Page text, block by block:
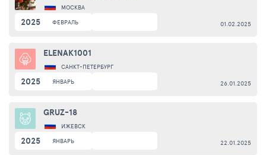
МОСКВА
2025 ФЕВРАЛЬ 01.02.2025
ELENAK1001
САНКТ-ПЕТЕРБУРГ
2025 ЯНВАРЬ 26.01.2025
GRUZ-18
ИЖЕВСК
2025 ЯНВАРЬ 22.01.2025